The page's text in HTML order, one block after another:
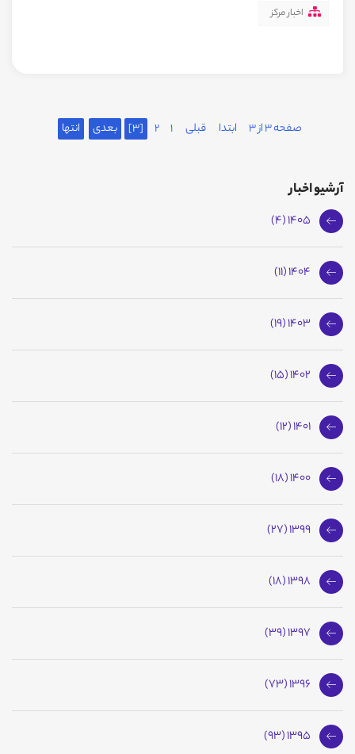
اخبار مرکز
صفحه 3 از 3 ابتدا قبلی 1
2
[3] بعدی انتها
آرشیو اخبار
1405 (4)
1404 (11)
1403 (19)
1402 (15)
1401 (12)
1400 (18)
1399 (27)
1398 (18)
1397 (39)
1396 (73)
1395 (93)